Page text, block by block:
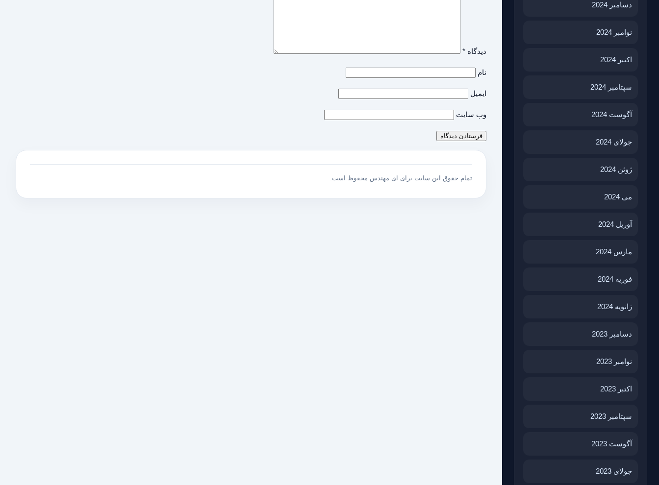
دسامبر 2024
نوامبر 2024
اکتبر 2024
سپتامبر 2024
آگوست 2024
جولای 2024
ژوئن 2024
می 2024
آوریل 2024
مارس 2024
فوریه 2024
ژانویه 2024
دسامبر 2023
نوامبر 2023
اکتبر 2023
سپتامبر 2023
آگوست 2023
جولای 2023
دیدگاه *
نام
ایمیل
وب‌ سایت
تمام حقوق این سایت برای ای مهندس محفوظ است.